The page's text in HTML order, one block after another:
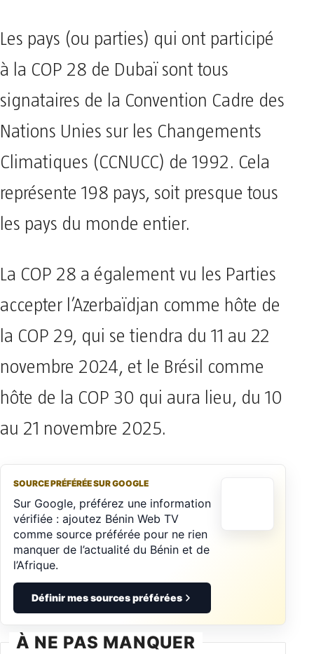
Les pays (ou parties) qui ont participé
à la COP 28 de Dubaï sont tous
signataires de la Convention Cadre des
Nations Unies sur les Changements
Climatiques (CCNUCC) de 1992. Cela
représente 198 pays, soit presque tous
les pays du monde entier.
La COP 28 a également vu les Parties
accepter l’Azerbaïdjan comme hôte de
la COP 29, qui se tiendra du 11 au 22
novembre 2024, et le Brésil comme
hôte de la COP 30 qui aura lieu, du 10
au 21 novembre 2025.
SOURCE PRÉFÉRÉE SUR GOOGLE
Sur Google, préférez une information
vérifiée : ajoutez Bénin Web TV
comme source préférée pour ne rien
manquer de l’actualité du Bénin et de
l’Afrique.
Définir mes sources préférées
À NE PAS MANQUER